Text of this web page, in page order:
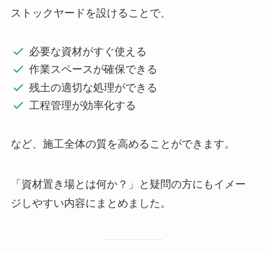
ストックヤードを設けることで、
必要な資材がすぐ使える
作業スペースが確保できる
残土の適切な処理ができる
工程管理が効率化する
など、施工全体の質を高めることができます。
「資材置き場とは何か？」と疑問の方にもイメー
ジしやすい内容にまとめました。